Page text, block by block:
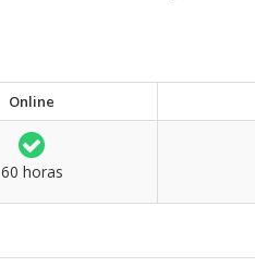
Online
60 horas